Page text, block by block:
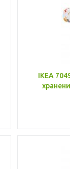
IKEA